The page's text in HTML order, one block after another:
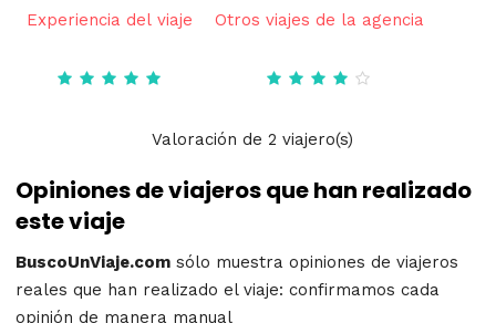
Experiencia del viaje Otros viajes de la agencia
Valoración de 2 viajero(s)
Opiniones de viajeros que han realizado
este viaje
BuscoUnViaje.com sólo muestra opiniones de viajeros
reales que han realizado el viaje: confirmamos cada
opinión de manera manual